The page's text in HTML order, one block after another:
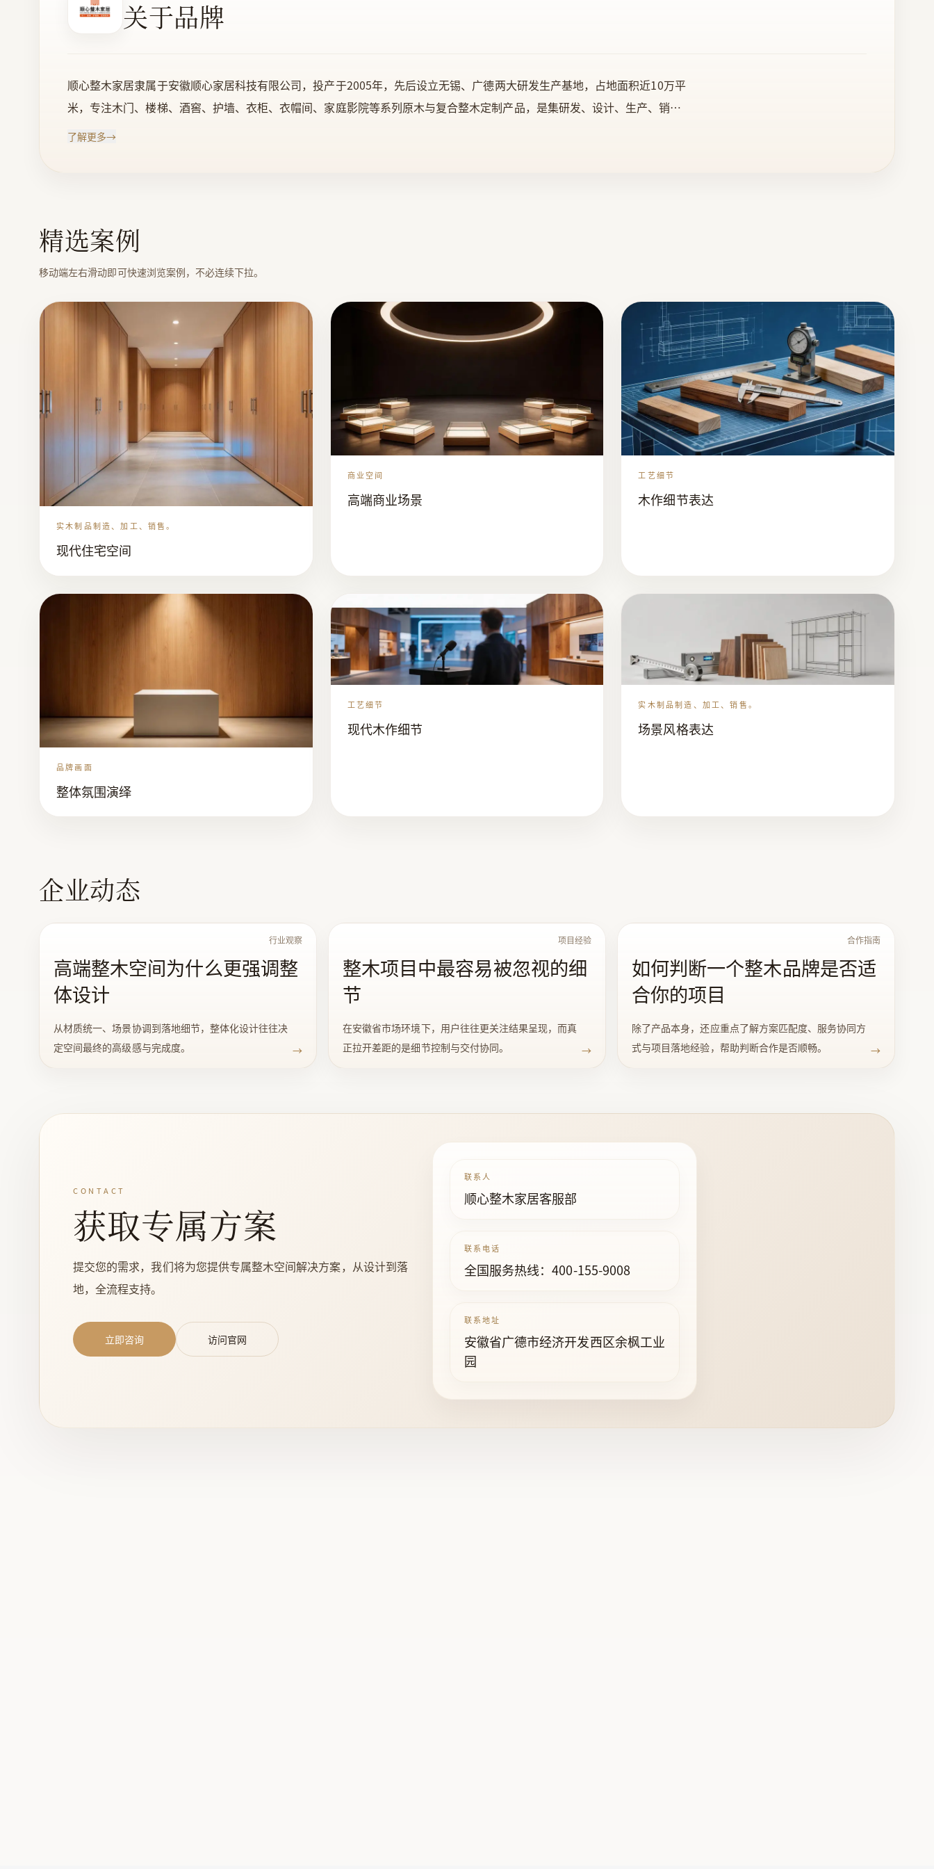
关于品牌
顺心整木家居隶属于安徽顺心家居科技有限公司，投产于2005年，先后设立无锡、广德两大研发生产基地，占地面积近10万平
米，专注木门、楼梯、酒窖、护墙、衣柜、衣帽间、家庭影院等系列原木与复合整木定制产品，是集研发、设计、生产、销
售、服务为一体的一站式专业整木定制家居企业。十多年来，顺心以市场为导向，以新古典、简欧、后现代、时尚田园为主要
和力量，致力于高品质家居生活、美好梦想的缔造者和领导者！ | 实木制品制造、加工、销售。
了解更多→
精选案例
移动端左右滑动即可快速浏览案例，不必连续下拉。
实木制品制造、加工、销售。
现代住宅空间
商业空间
高端商业场景
工艺细节
木作细节表达
品牌画面
整体氛围演绎
工艺细节
现代木作细节
实木制品制造、加工、销售。
场景风格表达
企业动态
行业观察
高端整木空间为什么更强调整
体设计
从材质统一、场景协调到落地细节，整体化设计往往决
定空间最终的高级感与完成度。
→
项目经验
整木项目中最容易被忽视的细
节
在安徽省市场环境下，用户往往更关注结果呈现，而真
正拉开差距的是细节控制与交付协同。
→
合作指南
如何判断一个整木品牌是否适
合你的项目
除了产品本身，还应重点了解方案匹配度、服务协同方
式与项目落地经验，帮助判断合作是否顺畅。
→
CONTACT
获取专属方案
提交您的需求，我们将为您提供专属整木空间解决方案，从设计到落
地，全流程支持。
立即咨询 访问官网
联系人
顺心整木家居客服部
联系电话
全国服务热线：400-155-9008
联系地址
安徽省广德市经济开发西区余枫工业
园